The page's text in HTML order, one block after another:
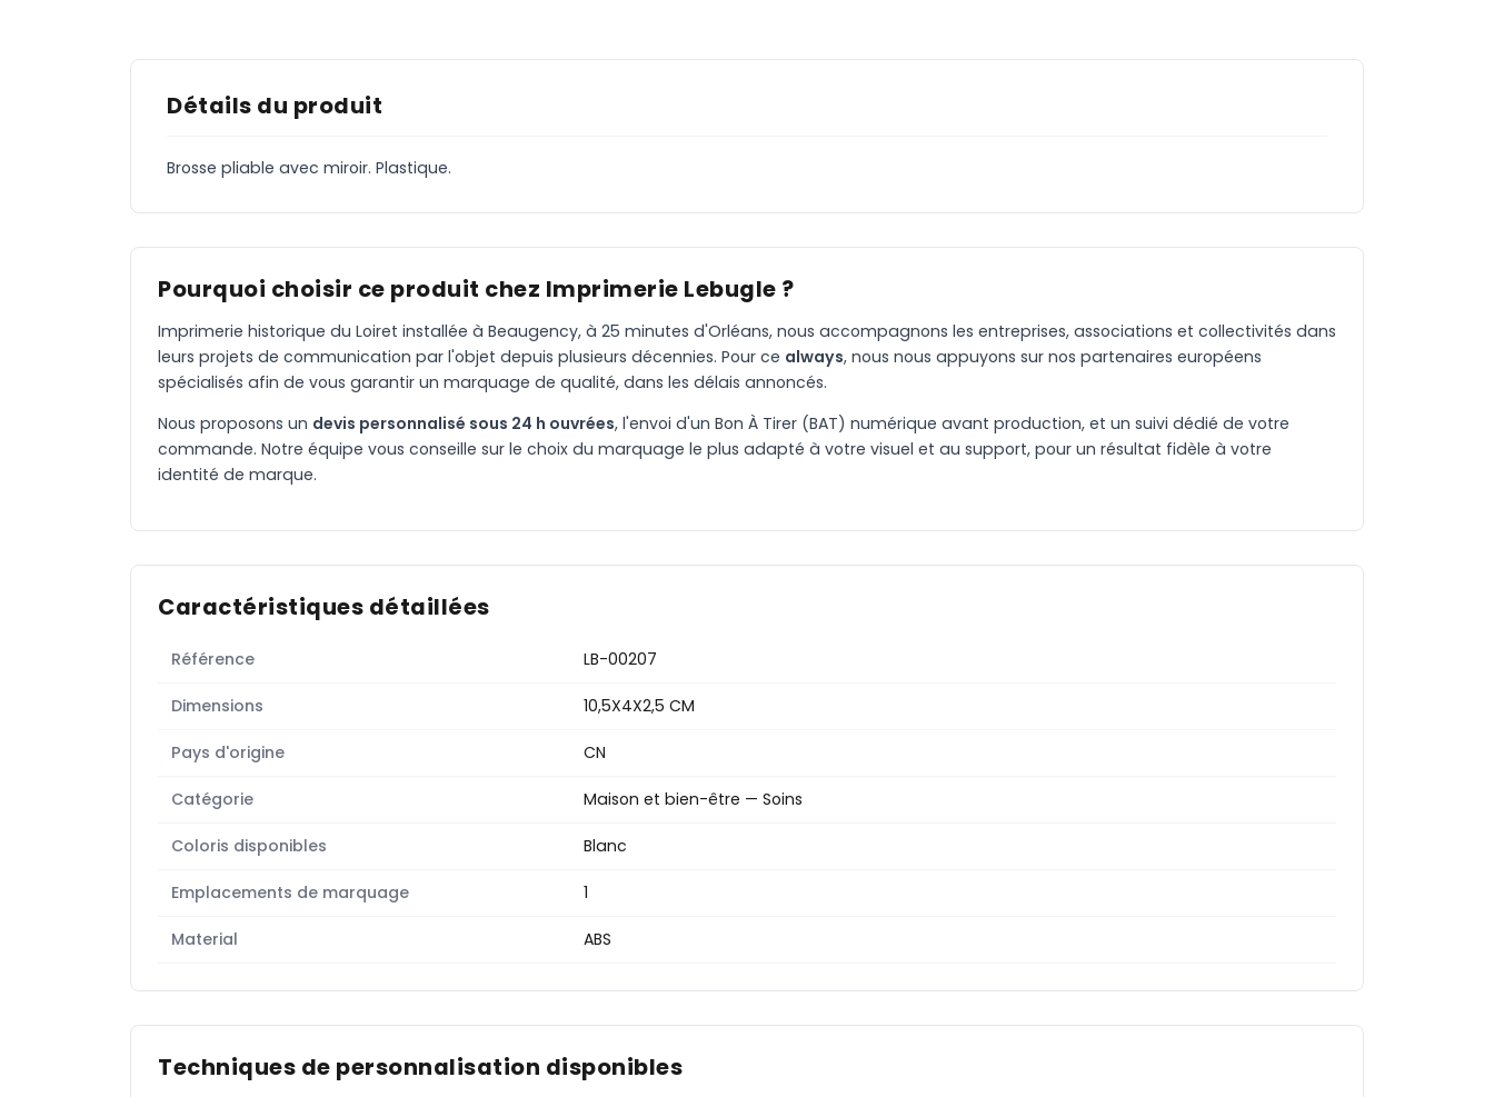
Détails du produit
Brosse pliable avec miroir. Plastique.
Pourquoi choisir ce produit chez Imprimerie Lebugle ?
Imprimerie historique du Loiret installée à Beaugency, à 25 minutes d'Orléans, nous accompagnons les entreprises, associations et collectivités dans
leurs projets de communication par l'objet depuis plusieurs décennies. Pour ce always, nous nous appuyons sur nos partenaires européens
spécialisés afin de vous garantir un marquage de qualité, dans les délais annoncés.
Nous proposons un devis personnalisé sous 24 h ouvrées, l'envoi d'un Bon À Tirer (BAT) numérique avant production, et un suivi dédié de votre
commande. Notre équipe vous conseille sur le choix du marquage le plus adapté à votre visuel et au support, pour un résultat fidèle à votre
identité de marque.
Caractéristiques détaillées
Référence LB-00207
Dimensions 10,5X4X2,5 CM
Pays d'origine CN
Catégorie Maison et bien-être — Soins
Coloris disponibles Blanc
Emplacements de marquage 1
Material ABS
Techniques de personnalisation disponibles